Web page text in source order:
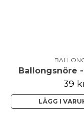
Ballongsnöre
39
LÄGG I